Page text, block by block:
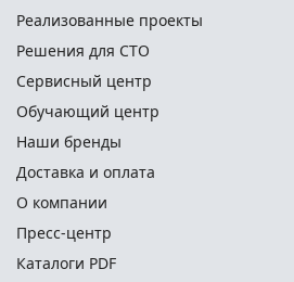
Реализованные проекты
Решения для СТО
Сервисный центр
Обучающий центр
Наши бренды
Доставка и оплата
О компании
Пресс-центр
Каталоги PDF